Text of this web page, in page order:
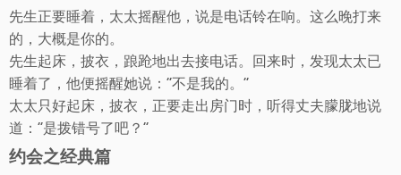
先生正要睡着，太太摇醒他，说是电话铃在响。这么晚打来
的，大概是你的。
先生起床，披衣，踉跄地出去接电话。回来时，发现太太已
睡着了，他便摇醒她说：“不是我的。“
太太只好起床，披衣，正要走出房门时，听得丈夫朦胧地说
道：“是拨错号了吧？“
约会之经典篇